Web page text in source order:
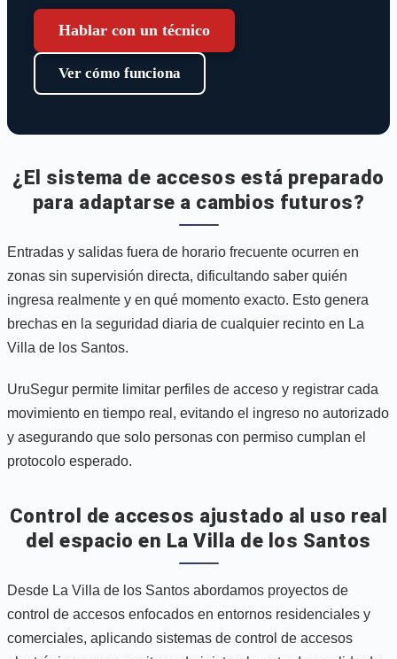
Hablar con un técnico
Ver cómo funciona
¿El sistema de accesos está preparado
para adaptarse a cambios futuros?
Entradas y salidas fuera de horario frecuente ocurren en
zonas sin supervisión directa, dificultando saber quién
ingresa realmente y en qué momento exacto. Esto genera
brechas en la seguridad diaria de cualquier recinto en La
Villa de los Santos.
UruSegur permite limitar perfiles de acceso y registrar cada
movimiento en tiempo real, evitando el ingreso no autorizado
y asegurando que solo personas con permiso cumplan el
protocolo esperado.
Control de accesos ajustado al uso real
del espacio en La Villa de los Santos
Desde La Villa de los Santos abordamos proyectos de
control de accesos enfocados en entornos residenciales y
comerciales, aplicando sistemas de control de accesos